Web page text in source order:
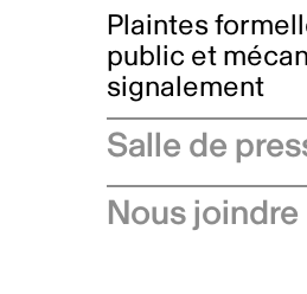
Plaintes
public et
signalement
Salle de
Communiqués
Nous joindre